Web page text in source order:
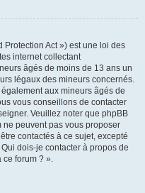
Protection Act ») est une loi des
internet collectant
âgés de moins de 13 ans un
légaux des mineurs concernés.
aux mineurs âgés de
vous conseillons de contacter
Veuillez noter que phpBB
ne peuvent pas vous proposer
contactés à ce sujet, excepté
dois-je contacter à propos de
ce forum ? ».